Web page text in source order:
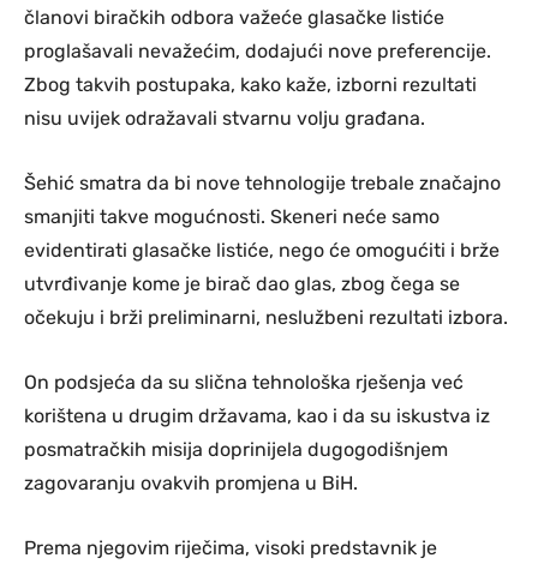
članovi biračkih odbora važeće glasačke listiće
proglašavali nevažećim, dodajući nove preferencije.
Zbog takvih postupaka, kako kaže, izborni rezultati
nisu uvijek odražavali stvarnu volju građana.
Šehić smatra da bi nove tehnologije trebale značajno
smanjiti takve mogućnosti. Skeneri neće samo
evidentirati glasačke listiće, nego će omogućiti i brže
utvrđivanje kome je birač dao glas, zbog čega se
očekuju i brži preliminarni, neslužbeni rezultati izbora.
On podsjeća da su slična tehnološka rješenja već
korištena u drugim državama, kao i da su iskustva iz
posmatračkih misija doprinijela dugogodišnjem
zagovaranju ovakvih promjena u BiH.
Prema njegovim riječima, visoki predstavnik je